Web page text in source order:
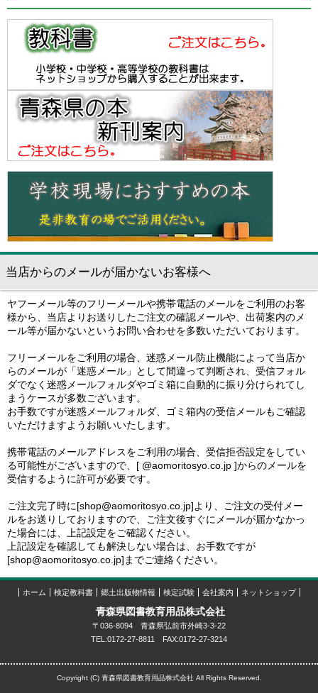
当店からのメールが届かないお客様へ
ヤフーメール等のフリーメールや携帯電話のメールをご利用のお客
様から、当店よりお送りしたご注文の確認メールや、出荷案内のメ
ール等が届かないというお問い合わせを多数いただいております。
フリーメールをご利用の場合、迷惑メール防止機能によって当店か
らのメールが「迷惑メール」として間違って判断され、受信フォル
ダでなく迷惑メールフォルダやゴミ箱に自動的に振り分けられてし
まうケースが多数ございます。
お手数ですが迷惑メールフォルダ、ゴミ箱内の受信メールもご確認
いただけますようお願いいたします。
携帯電話のメールアドレスをご利用の場合、受信拒否設定をしてい
る可能性がございますので、[ @aomoritosyo.co.jp ]からのメールを
受信するように許可が必要です。
ご注文完了時に[shop@aomoritosyo.co.jp]より、ご注文の受付メー
ルをお送りしておりますので、ご注文後すぐにメールが届かなかっ
た場合には、上記設定をご確認ください。
上記設定を確認しても解決しない場合は、お手数ですが
[shop@aomoritosyo.co.jp]までご連絡ください。
ホーム 検定教科書 郷土出版物情報 検定試験 会社案内 ネットショップ
青森県図書教育用品株式会社
〒036-8094 青森県弘前市外崎3-3-22
TEL:0172-27-8811 FAX:0172-27-3214
Copyright (C) 青森県図書教育用品株式会社 All Rights Reserved.